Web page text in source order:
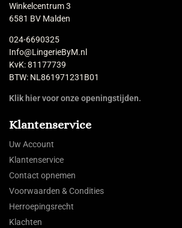
Winkelcentrum 3
6581 BV Malden
024-6690325
Info@LingerieByM.nl
KvK: 81177739
BTW: NL861971231B01
Klik hier voor onze openingstijden.
Klantenservice
Uw Account
Klantenservice
Contact opnemen
Voorwaarden & Condities
Herroepingsrecht
Klachten